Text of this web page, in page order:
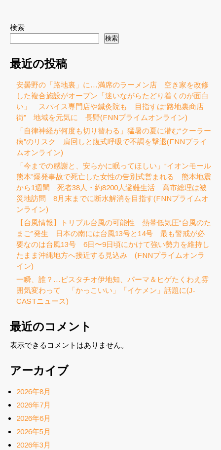
検索
検索
最近の投稿
安曇野の「路地裏」に…満席のラーメン店 空き家を改修
した複合施設がオープン「迷いながらたどり着くのが面白
い」 スパイス専門店や鍼灸院も 目指すは“路地裏商店
街” 地域を元気に 長野(FNNプライムオンライン)
「自律神経が何度も切り替わる」猛暑の夏に潜む“クーラー
病”のリスク 肩回しと腹式呼吸で不調を撃退(FNNプライ
ムオンライン)
「今までの感謝と、安らかに眠ってほしい」“イオンモール
熊本”爆発事故で死亡した女性の告別式営まれる 熊本地震
から1週間 死者38人・約8200人避難生活 高市総理は被
災地訪問 8月末までに断水解消を目指す(FNNプライムオ
ンライン)
【台風情報】トリプル台風の可能性 熱帯低気圧“台風のた
まご”発生 日本の南には台風13号と14号 最も警戒が必
要なのは台風13号 6日〜9日頃にかけて強い勢力を維持し
たまま沖縄地方へ接近する見込み (FNNプライムオンラ
イン)
一瞬、誰？…ピスタチオ伊地知、パーマ＆ヒゲたくわえ雰
囲気変わって 「かっこいい」「イケメン」話題に(J-
CASTニュース)
最近のコメント
表示できるコメントはありません。
アーカイブ
2026年8月
2026年7月
2026年6月
2026年5月
2026年3月